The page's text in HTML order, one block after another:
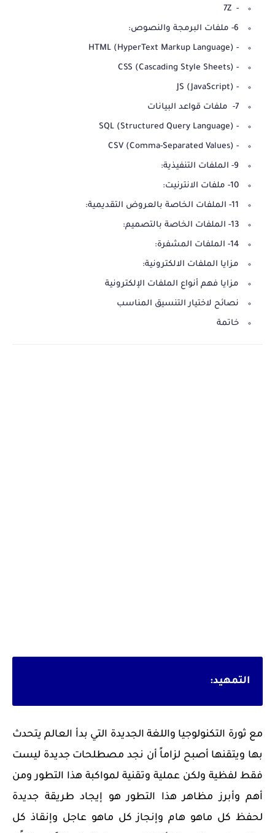
- 7Z
6- ملفات البرمجة والنصوص:
- HTML (HyperText Markup Language)
- CSS (Cascading Style Sheets)
- JS (JavaScript)
7- ملفات قواعد البيانات
- SQL (Structured Query Language)
- CSV (Comma-Separated Values)
9- الملفات التنفيذية:
10- ملفات الانترنيت:
11- الملفات الخاصة بالعروض التقديمية:
13- الملفات الخاصة بالتصميم:
14- الملفات المشفرة:
مزايا الملفات الالكترونية:
مزايا فهم أنواع الملفات الإلكترونية
نصائح لاختيار التنسيق المناسب
خاتمة
التمهيد:
مع ثورة التكنولوجيا واللغة الجديدة التي بدأ العالم يتحدث
بها ويتقنها أصبح لزاماً أن نجد مصطلحات جديدة ليست
فقط لفظية ولكن عملية وتقنية لمواكبة هذا التطور ومن
أهم وأبرز مظاهر هذا التطور هو إيجاد طريقة جديدة
لحفظ كل ماهو هام وإنجاز كل ماهو عاجل وإنقاذ كل